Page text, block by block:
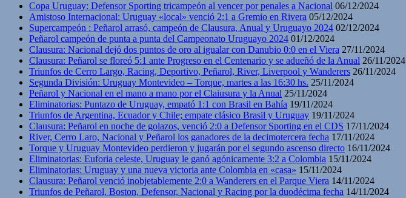
Copa Uruguay: Defensor Sporting tricampeón al vencer por penales a Nacional 06/12/2024
Amistoso Internacional: Uruguay «local» venció 2:1 a Gremio en Rivera 05/12/2024
Supercampeón : Peñarol arrasó, campeón de Clausura, Anual y Uruguayo 2024 02/12/2024
Peñarol campeón de punta a punta del Campeonato Uruguayo 2024 01/12/2024
Clausura: Nacional dejó dos puntos de oro al igualar con Danubio 0:0 en el Viera 27/11/2024
Clausura: Peñarol se floreó 5:1 ante Progreso en el Centenario y se adueñó de la Anual 26/11/2024
Triunfos de Cerro Largo, Racing, Deportivo, Peñarol, River, Liverpool y Wanderers 26/11/2024
Segunda División: Uruguay Montevideo – Torque, martes a las 16:30 hs. 25/11/2024
Peñarol y Nacional en el mano a mano por el Claiusura y la Anual 25/11/2024
Eliminatorias: Puntazo de Uruguay, empató 1:1 con Brasil en Bahía 19/11/2024
Triunfos de Argentina, Ecuador y Chile; empate clásico Brasil y Uruguay 19/11/2024
Clausura: Peñarol en noche de golazos, venció 2:0 a Defensor Sporting en el CDS 17/11/2024
River, Cerro Laro, Nacional y Peñarol los ganadores de la decimotercera fecha 17/11/2024
Torque y Uruguay Montevideo perdieron y jugarán por el segundo ascenso directo 16/11/2024
Eliminatorias: Euforia celeste, Uruguay le ganó agónicamente 3:2 a Colombia 15/11/2024
Eliminatorias: Uruguay y una nueva victoria ante Colombia en «casa» 15/11/2024
Clausura: Peñarol venció inobjetablemente 2:0 a Wanderers en el Parque Viera 14/11/2024
Triunfos de Peñarol, Boston, Defensor, Nacional y Racing por la duodécima fecha 14/11/2024